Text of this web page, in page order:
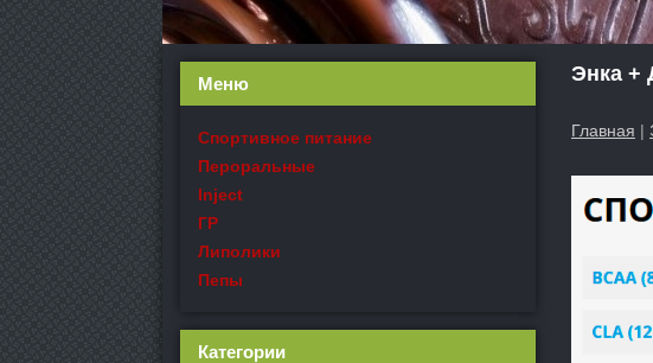
Энка +
Главная |
Меню
Спортивное питание
Пероральные
Inject
ГР
Липолики
Пепы
Категории